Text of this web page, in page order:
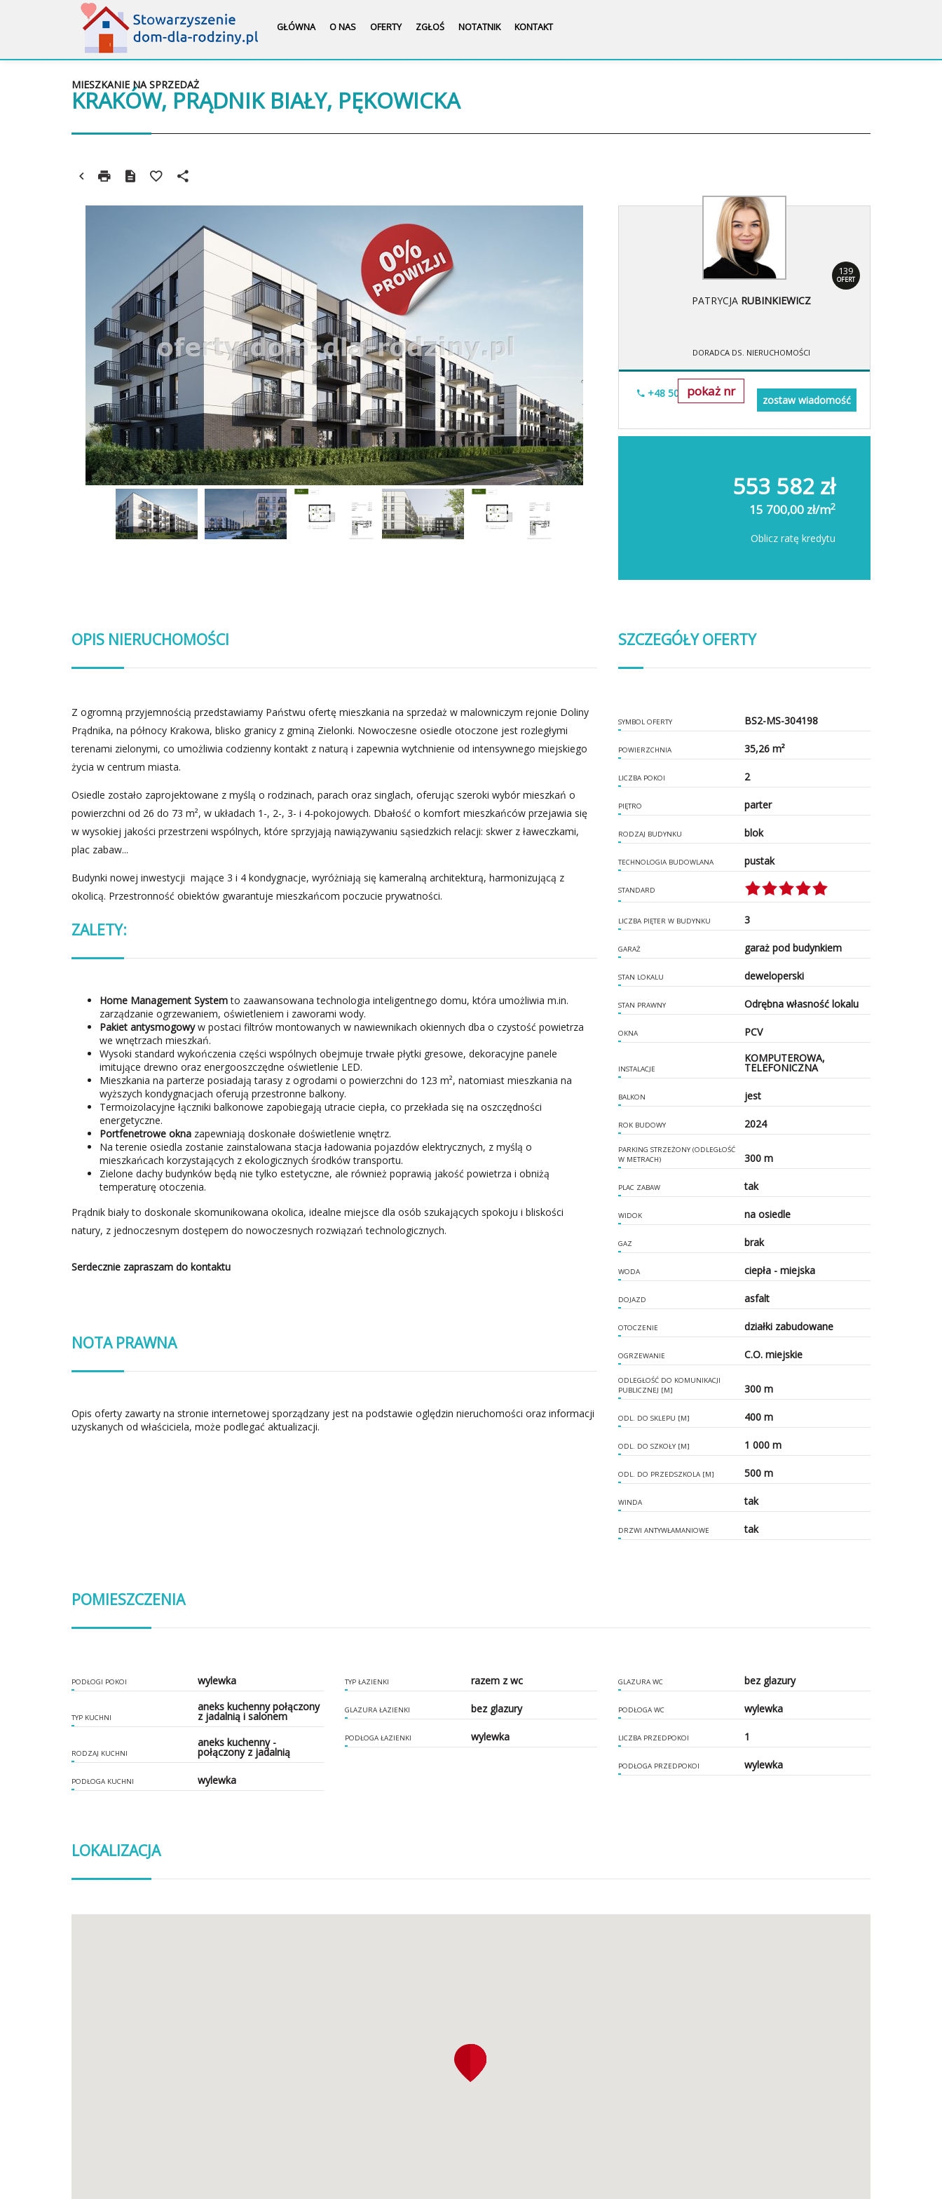
GŁÓWNA O NAS OFERTY ZGŁOŚ NOTATNIK KONTAKT
KRAKÓW, PRĄDNIK BIAŁY, PĘKOWICKA
MIESZKANIE NA SPRZEDAŻ
139
OFERT
PATRYCJA RUBINKIEWICZ
DORADCA DS. NIERUCHOMOŚCI
pokaż nr
+48 505-236-943
zostaw wiadomość
553 582 zł
15 700,00 zł/m2
Oblicz ratę kredytu
OPIS NIERUCHOMOŚCI
Z ogromną przyjemnością przedstawiamy Państwu ofertę mieszkania na sprzedaż w malowniczym rejonie Doliny
Prądnika, na północy Krakowa, blisko granicy z gminą Zielonki. Nowoczesne osiedle otoczone jest rozległymi
terenami zielonymi, co umożliwia codzienny kontakt z naturą i zapewnia wytchnienie od intensywnego miejskiego
życia w centrum miasta.
Osiedle zostało zaprojektowane z myślą o rodzinach, parach oraz singlach, oferując szeroki wybór mieszkań o
powierzchni od 26 do 73 m², w układach 1-, 2-, 3- i 4-pokojowych. Dbałość o komfort mieszkańców przejawia się
w wysokiej jakości przestrzeni wspólnych, które sprzyjają nawiązywaniu sąsiedzkich relacji: skwer z ławeczkami,
plac zabaw...
Budynki nowej inwestycji mające 3 i 4 kondygnacje, wyróżniają się kameralną architekturą, harmonizującą z
okolicą. Przestronność obiektów gwarantuje mieszkańcom poczucie prywatności.
ZALETY:
Home Management Systemto zaawansowana technologia inteligentnego domu, która umożliwia m.in.
zarządzanie ogrzewaniem, oświetleniem i zaworami wody.
Pakiet antysmogowyw postaci filtrów montowanych w nawiewnikach okiennych dba o czystość powietrza
we wnętrzach mieszkań.
Wysoki standard wykończenia części wspólnych obejmuje trwałe płytki gresowe, dekoracyjne panele
imitujące drewno oraz energooszczędne oświetlenie LED.
Mieszkania na parterze posiadają tarasy z ogrodami o powierzchni do 123 m², natomiast mieszkania na
wyższych kondygnacjach oferują przestronne balkony.
Termoizolacyjne łączniki balkonowe zapobiegają utracie ciepła, co przekłada się na oszczędności
energetyczne.
Portfenetrowe okna zapewniają doskonałe doświetlenie wnętrz.
Na terenie osiedla zostanie zainstalowana stacja ładowania pojazdów elektrycznych, z myślą o
mieszkańcach korzystających z ekologicznych środków transportu.
Zielone dachy budynków będą nie tylko estetyczne, ale również poprawią jakość powietrza i obniżą
temperaturę otoczenia.
Prądnik biały to doskonale skomunikowana okolica, idealne miejsce dla osób szukających spokoju i bliskości
natury, z jednoczesnym dostępem do nowoczesnych rozwiązań technologicznych.
Serdecznie zapraszam do kontaktu
NOTA PRAWNA
Opis oferty zawarty na stronie internetowej sporządzany jest na podstawie oględzin nieruchomości oraz informacji
uzyskanych od właściciela, może podlegać aktualizacji.
SZCZEGÓŁY OFERTY
SYMBOL OFERTY BS2-MS-304198
POWIERZCHNIA 35,26 m²
LICZBA POKOI 2
PIĘTRO parter
RODZAJ BUDYNKU blok
TECHNOLOGIA BUDOWLANA pustak
STANDARD
LICZBA PIĘTER W BUDYNKU 3
GARAŻ garaż pod budynkiem
STAN LOKALU deweloperski
STAN PRAWNY Odrębna własność lokalu
OKNA PCV
INSTALACJE
KOMPUTEROWA,
TELEFONICZNA
BALKON jest
ROK BUDOWY 2024
PARKING STRZEŻONY (ODLEGŁOŚĆ
W METRACH)
300 m
PLAC ZABAW tak
WIDOK na osiedle
GAZ brak
WODA ciepła - miejska
DOJAZD asfalt
OTOCZENIE działki zabudowane
OGRZEWANIE C.O. miejskie
ODLEGŁOŚĆ DO KOMUNIKACJI
PUBLICZNEJ [M]
300 m
ODL. DO SKLEPU [M] 400 m
ODL. DO SZKOŁY [M] 1 000 m
ODL. DO PRZEDSZKOLA [M] 500 m
WINDA tak
DRZWI ANTYWŁAMANIOWE tak
POMIESZCZENIA
PODŁOGI POKOI wylewka
TYP KUCHNI
aneks kuchenny połączony
z jadalnią i salonem
RODZAJ KUCHNI
aneks kuchenny -
połączony z jadalnią
PODŁOGA KUCHNI wylewka
TYP ŁAZIENKI razem z wc
GLAZURA ŁAZIENKI bez glazury
PODŁOGA ŁAZIENKI wylewka
GLAZURA WC bez glazury
PODŁOGA WC wylewka
LICZBA PRZEDPOKOI 1
PODŁOGA PRZEDPOKOI wylewka
LOKALIZACJA